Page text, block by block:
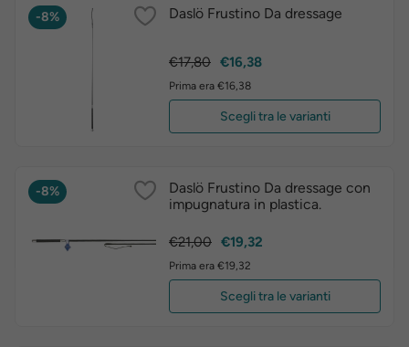
-8% Daslö Frustino Da dressage
Prezzo
€17,80 Prezzo
€16,38
Prima era €16,38
Scegli tra le varianti
-8%
Daslö Frustino Da dressage con
impugnatura in plastica.
Prezzo
€21,00 Prezzo
€19,32
Prima era €19,32
Scegli tra le varianti